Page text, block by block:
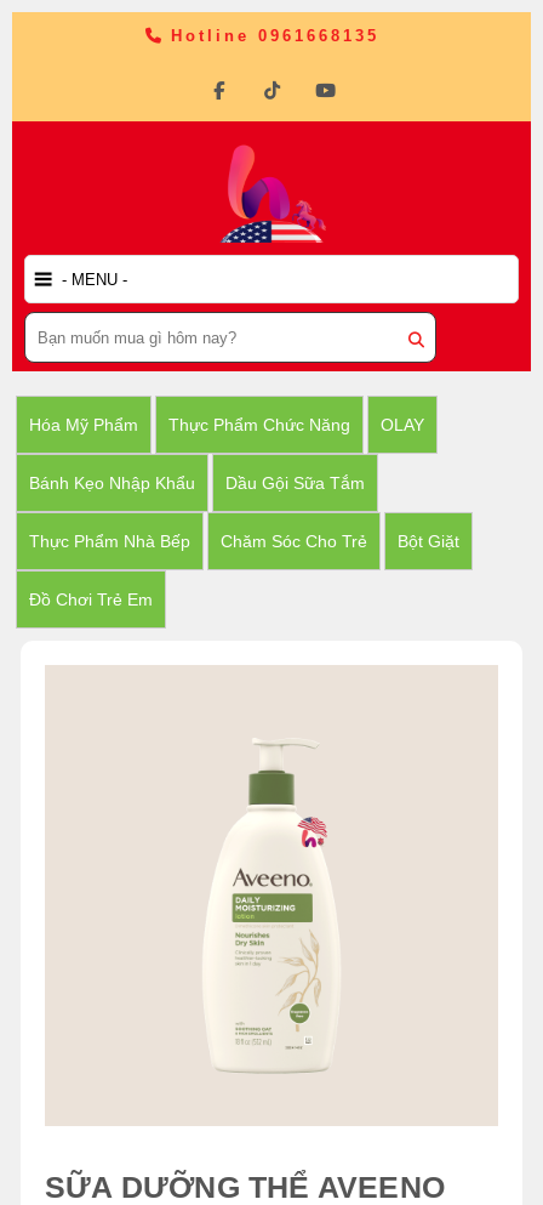
Hotline 0961668135
Hóa Mỹ Phẩm Thực Phẩm Chức Năng OLAY
Bánh Kẹo Nhập Khẩu Dầu Gội Sữa Tắm
Thực Phẩm Nhà Bếp Chăm Sóc Cho Trẻ Bột Giặt
Đồ Chơi Trẻ Em
SỮA DƯỠNG THỂ AVEENO